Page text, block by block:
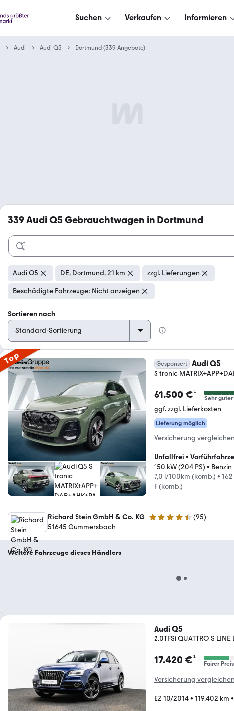
Suchen Verkaufen Informieren
Audi Audi Q5 Dortmund (339 Angebote)
339Audi Q5 Gebrauchtwagen in Dortmund
Audi Q5 DE, Dortmund, 21 km zzgl. Lieferungen
Beschädigte Fahrzeuge: Nicht anzeigen
Sortieren nach
Top Gesponsert Audi Q5
S tronic
61.500 €¹
Sehr guter
ggf. zzgl. Lieferkosten
Lieferung möglich
Versicherung vergleichen
Unfallfrei •
150 kW (204 PS) • Benzin
7,0 l/100km (komb.) •
F (komb.)
Richard Stein GmbH & Co. KG 4.3 Sterne (95)
51645 Gummersbach
Weitere Fahrzeuge dieses Händlers
Audi Q5
2.0TFSi QUATTRO S
17.420 €¹
Fairer Preis
Versicherung vergleichen
EZ 10/2014• 119.402 km •